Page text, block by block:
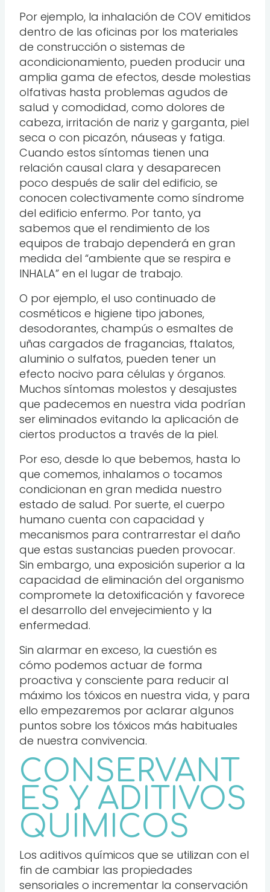
Por ejemplo, la inhalación de COV emitidos
dentro de las oficinas por los materiales
de construcción o sistemas de
acondicionamiento, pueden producir una
amplia gama de efectos, desde molestias
olfativas hasta problemas agudos de
salud y comodidad, como dolores de
cabeza, irritación de nariz y garganta, piel
seca o con picazón, náuseas y fatiga.
Cuando estos síntomas tienen una
relación causal clara y desaparecen
poco después de salir del edificio, se
conocen colectivamente como síndrome
del edificio enfermo. Por tanto, ya
sabemos que el rendimiento de los
equipos de trabajo dependerá en gran
medida del “ambiente que se respira e
INHALA” en el lugar de trabajo.
O por ejemplo, el uso continuado de
cosméticos e higiene tipo jabones,
desodorantes, champús o esmaltes de
uñas cargados de fragancias, ftalatos,
aluminio o sulfatos, pueden tener un
efecto nocivo para células y órganos.
Muchos síntomas molestos y desajustes
que padecemos en nuestra vida podrían
ser eliminados evitando la aplicación de
ciertos productos a través de la piel.
Por eso, desde lo que bebemos, hasta lo
que comemos, inhalamos o tocamos
condicionan en gran medida nuestro
estado de salud. Por suerte, el cuerpo
humano cuenta con capacidad y
mecanismos para contrarrestar el daño
que estas sustancias pueden provocar.
Sin embargo, una exposición superior a la
capacidad de eliminación del organismo
compromete la detoxificación y favorece
el desarrollo del envejecimiento y la
enfermedad.
Sin alarmar en exceso, la cuestión es
cómo podemos actuar de forma
proactiva y consciente para reducir al
máximo los tóxicos en nuestra vida, y para
ello empezaremos por aclarar algunos
puntos sobre los tóxicos más habituales
de nuestra convivencia.
CONSERVANT
ES Y ADITIVOS
QUÍMICOS
Los aditivos químicos que se utilizan con el
fin de cambiar las propiedades
sensoriales o incrementar la conservación